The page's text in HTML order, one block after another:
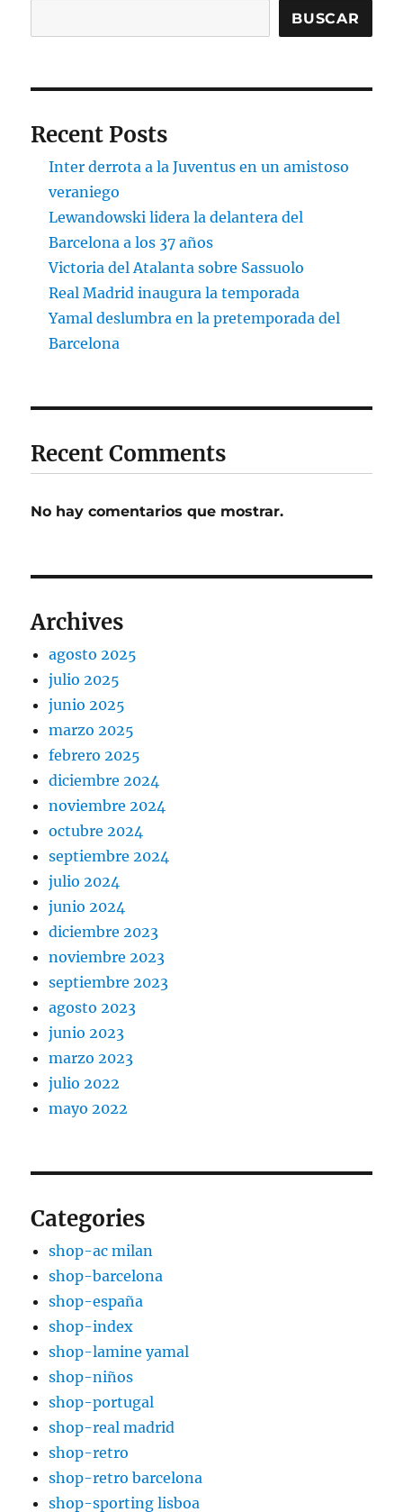
BUSCAR
Recent Posts
Inter derrota a la Juventus en un amistoso
veraniego
Lewandowski lidera la delantera del
Barcelona a los 37 años
Victoria del Atalanta sobre Sassuolo
Real Madrid inaugura la temporada
Yamal deslumbra en la pretemporada del
Barcelona
Recent Comments
No hay comentarios que mostrar.
Archives
agosto 2025
julio 2025
junio 2025
marzo 2025
febrero 2025
diciembre 2024
noviembre 2024
octubre 2024
septiembre 2024
julio 2024
junio 2024
diciembre 2023
noviembre 2023
septiembre 2023
agosto 2023
junio 2023
marzo 2023
julio 2022
mayo 2022
Categories
shop-ac milan
shop-barcelona
shop-españa
shop-index
shop-lamine yamal
shop-niños
shop-portugal
shop-real madrid
shop-retro
shop-retro barcelona
shop-sporting lisboa